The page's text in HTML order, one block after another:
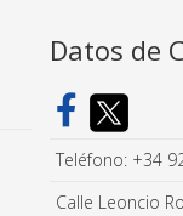
Datos de
Teléfono: +34
Calle Leoncio